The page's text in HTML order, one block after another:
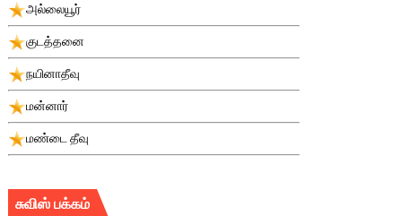
அல்லையூர்
குடத்தனை
நயினாதீவு
மன்னார்
மண்டை தீவு
சுவிஸ் பக்கம்